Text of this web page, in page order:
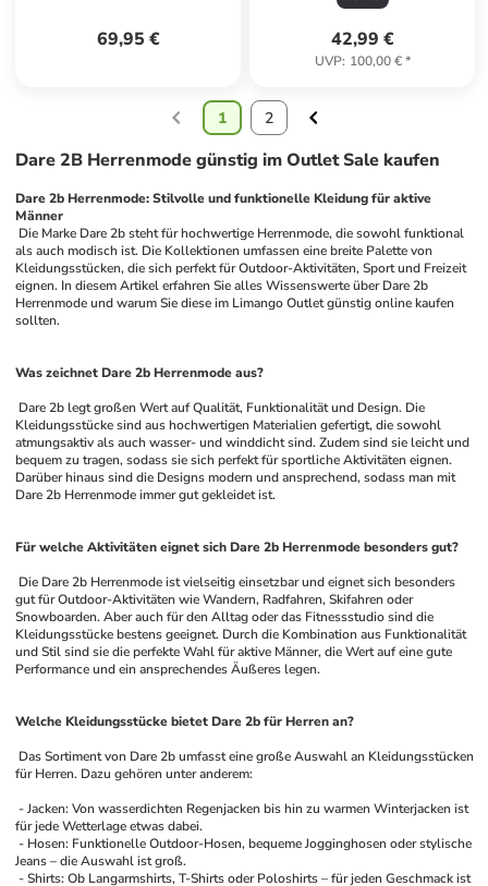
69,95 € 42,99 €
UVP: 100,00 €*
1 2
Dare 2B Herrenmode günstig im Outlet Sale kaufen
Dare 2b Herrenmode: Stilvolle und funktionelle Kleidung für aktive
Männer
als auch modisch ist. Die Kollektionen umfassen eine breite Palette von
Kleidungsstücken, die sich perfekt für Outdoor-Aktivitäten, Sport und Freizeit
eignen. In diesem Artikel erfahren Sie alles Wissenswerte über Dare 2b
Herrenmode und warum Sie diese im Limango Outlet günstig online kaufen
sollten.
Was zeichnet Dare 2b Herrenmode aus?
Kleidungsstücke sind aus hochwertigen Materialien gefertigt, die sowohl
atmungsaktiv als auch wasser- und winddicht sind. Zudem sind sie leicht und
bequem zu tragen, sodass sie sich perfekt für sportliche Aktivitäten eignen.
Darüber hinaus sind die Designs modern und ansprechend, sodass man mit
Dare 2b Herrenmode immer gut gekleidet ist.
Für welche Aktivitäten eignet sich Dare 2b Herrenmode besonders gut?
gut für Outdoor-Aktivitäten wie Wandern, Radfahren, Skifahren oder
Snowboarden. Aber auch für den Alltag oder das Fitnessstudio sind die
Kleidungsstücke bestens geeignet. Durch die Kombination aus Funktionalität
und Stil sind sie die perfekte Wahl für aktive Männer, die Wert auf eine gute
Performance und ein ansprechendes Äußeres legen.
Welche Kleidungsstücke bietet Dare 2b für Herren an?
für Herren. Dazu gehören unter anderem:
für jede Wetterlage etwas dabei.
Jeans – die Auswahl ist groß.